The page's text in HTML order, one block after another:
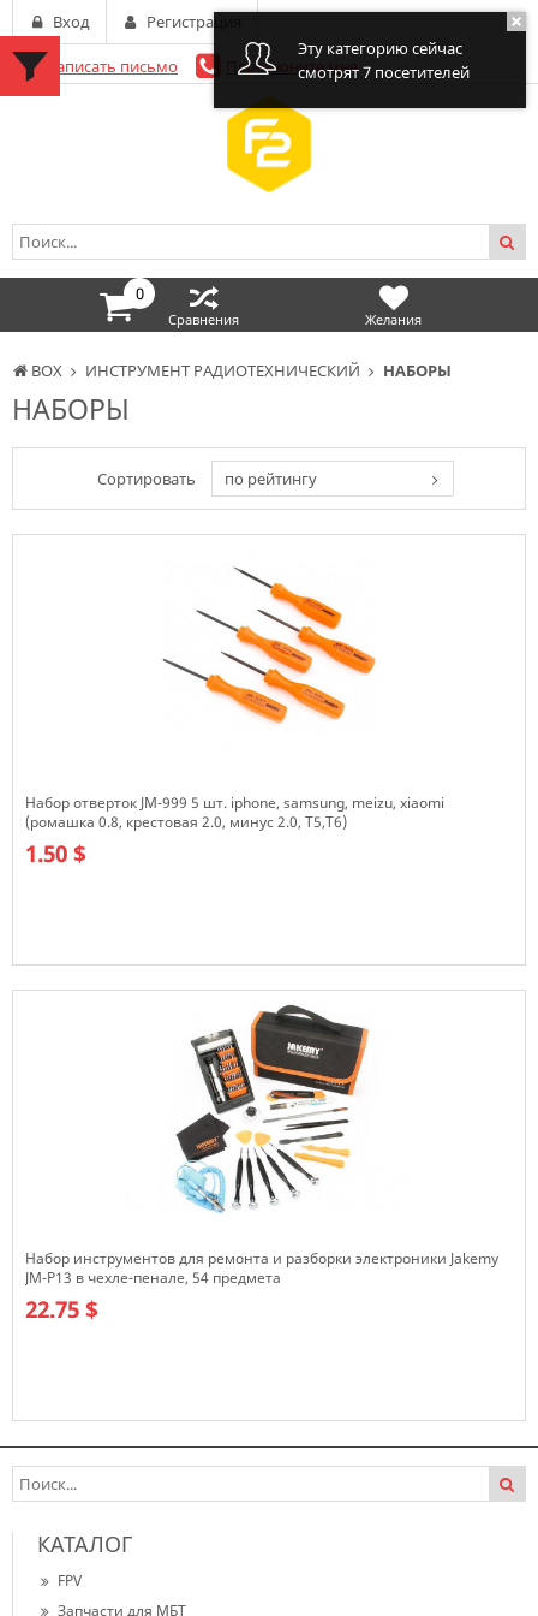
BOX ИНСТРУМЕНТ РАДИОТЕХНИЧЕСКИЙ НАБОРЫ
НАБОРЫ
Сортировать по рейтингу
Набор отверток JM-999 5 шт. iphone, samsung, meizu, xiaomi
(ромашка 0.8, крестовая 2.0, минус 2.0, T5,T6)
1.50 $
Набор инструментов для ремонта и разборки электроники Jakemy
JM-P13 в чехле-пенале, 54 предмета
22.75 $
Написать письмо Перезвоните мне
Вход Регистрация
0
Сравнения Желания
Эту категорию сейчас
смотрят 7 посетителей
КАТАЛОГ
FPV
Запчасти для МБТ